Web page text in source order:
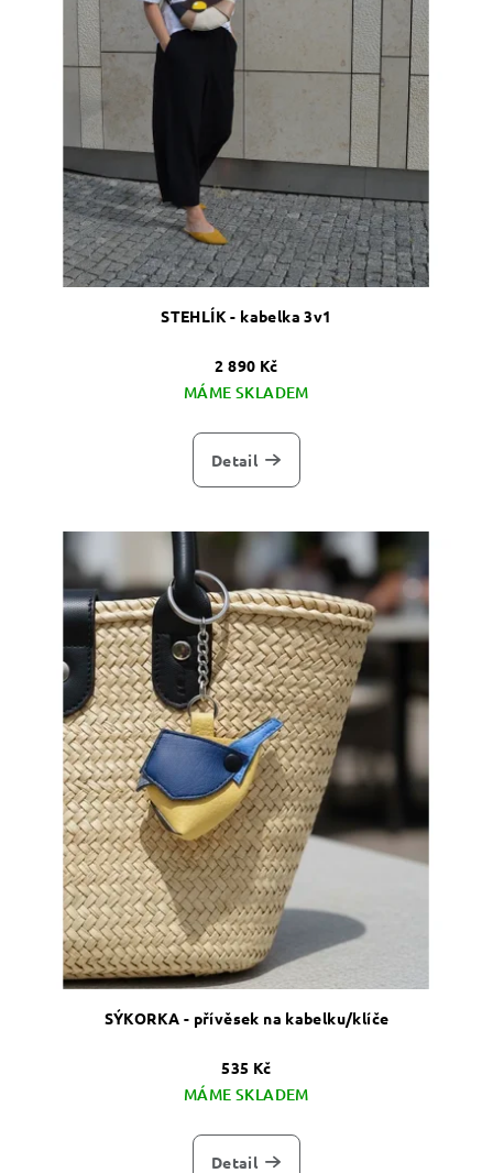
STEHLÍK - kabelka 3v1
2 890 Kč
MÁME SKLADEM
Detail
SÝKORKA - přívěsek na kabelku/klíče
535 Kč
MÁME SKLADEM
Detail